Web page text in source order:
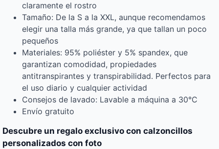
claramente el rostro
Tamaño: De la S a la XXL, aunque recomendamos
elegir una talla más grande, ya que tallan un poco
pequeños
Materiales: 95% poliéster y 5% spandex, que
garantizan comodidad, propiedades
antitranspirantes y transpirabilidad. Perfectos para
el uso diario y cualquier actividad
Consejos de lavado: Lavable a máquina a 30°C
Envío gratuito
Descubre un regalo exclusivo con calzoncillos
personalizados con foto